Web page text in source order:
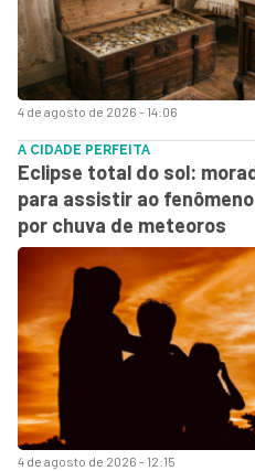
4 de agosto de 2026 - 14:06
4 de agosto de 2026 - 12:15
A CIDADE PERFEITA
Eclipse total do sol:
para assistir ao
por chuva de meteoros